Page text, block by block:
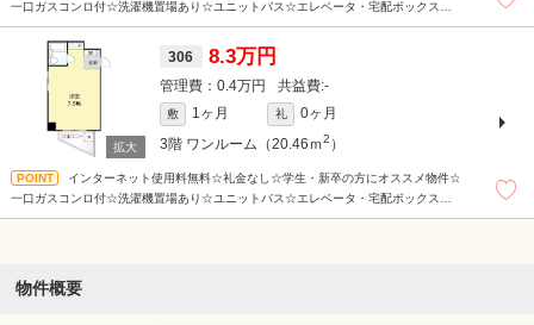
一口ガスコンロ付☆洗濯機置場あり☆ユニットバス☆エレベータ・宅配ボックス☆山
306 8.3万円
0.4万円 -
敷 1ヶ月 礼
0ヶ月
3階 ワンルーム（20.46ｍ2 ）
インターネット使用料無料☆礼金なし☆学生・新卒の方にオススメ物件☆
一口ガスコンロ付☆洗濯機置場あり☆ユニットバス☆エレベータ・宅配ボックス☆山
物件概要